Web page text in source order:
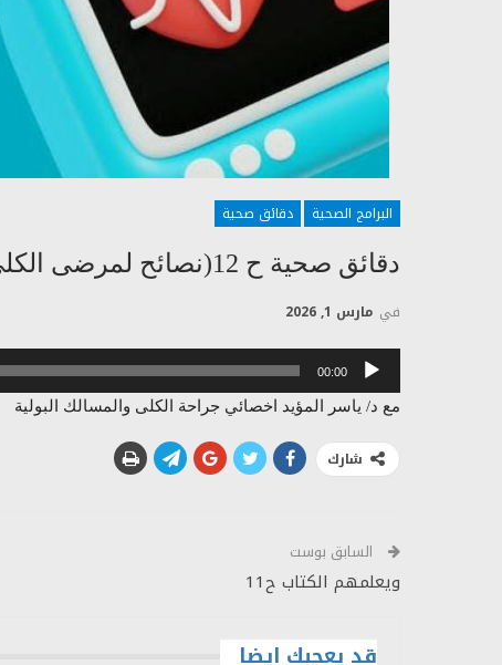
البرامج الصحية دقائق صحية
دقائق صحية ح 12(نصائح لمرضى الكلى والمسالك البولية)
في مارس 1, 2026
مشغل
00:00
مع د/ ياسر المؤيد اخصائي جراحة الكلى والمسالك البولية
شارك
السابق بوست
ويعلمهم الكتاب ح11
قد يعجبك ايضا